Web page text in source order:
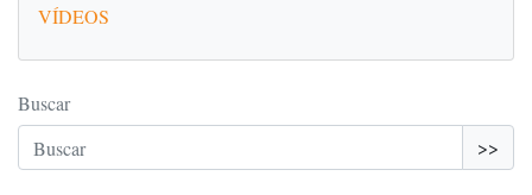
VÍDEOS
Buscar
>>